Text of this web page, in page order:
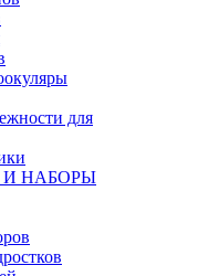
для
И НАБОРЫ